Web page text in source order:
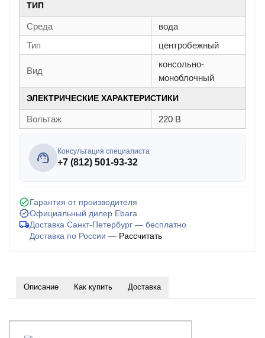
ТИП
Среда
вода
Тип
центробежный
Вид
консольно-
моноблочный
ЭЛЕКТРИЧЕСКИЕ ХАРАКТЕРИСТИКИ
Вольтаж 220 В
Консультация специалиста
+7 (812) 501-93-32
Гарантия от производителя
Официальный дилер Ebara
Доставка Санкт-Петербург — бесплатно
Доставка по России — Рассчитать
Описание Как купить Доставка